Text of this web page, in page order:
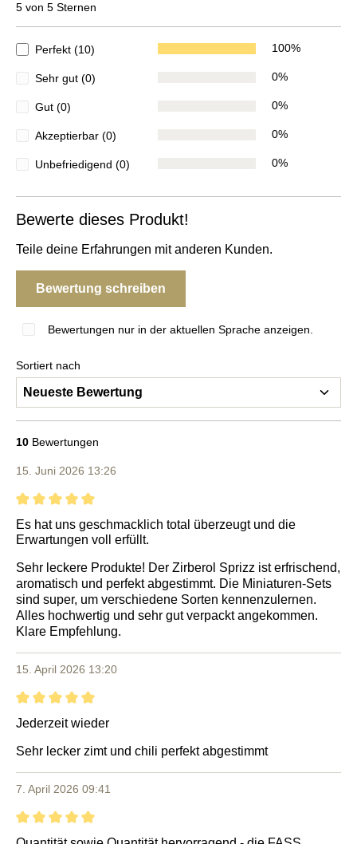
5 von 5 Sternen
5 von 5 Sternen
Perfekt (10) 100%
Sehr gut (0) 0%
Gut (0) 0%
Akzeptierbar (0) 0%
Unbefriedigend (0) 0%
Bewerte dieses Produkt!
Teile deine Erfahrungen mit anderen Kunden.
Bewertung schreiben
Bewertungen nur in der aktuellen Sprache anzeigen.
Sortiert nach
10 Bewertungen
15. Juni 2026 13:26
Bewertung mit 5 von 5 Sternen
Es hat uns geschmacklich total überzeugt und die
Erwartungen voll erfüllt.
Sehr leckere Produkte! Der Zirberol Sprizz ist erfrischend,
aromatisch und perfekt abgestimmt. Die Miniaturen-Sets
sind super, um verschiedene Sorten kennenzulernen.
Alles hochwertig und sehr gut verpackt angekommen.
Klare Empfehlung.
15. April 2026 13:20
Bewertung mit 5 von 5 Sternen
Jederzeit wieder
Sehr lecker zimt und chili perfekt abgestimmt
7. April 2026 09:41
Bewertung mit 5 von 5 Sternen